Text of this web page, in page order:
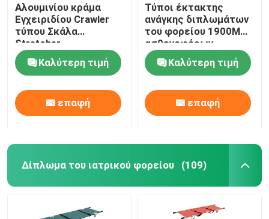
Καροτσάκι ιατρικού εξοπλισμού
Κινητό φορείο έκτακτης ανάγκης
Ιατρικά έπιπλα νοσοκομείων
Αλουμινίου κράμα
Εγχειριδίου Crawler
τύπου Σκάλα
Stretcher
αναδιπλούμενο
ελαφρύ για το
νοσοκομείο
μεταφορά ασθενών
Καλύτερη τιμή
επαφή
Τύποι έκτακτης
ανάγκης διπλωμάτων
του φορείου 1900MM
ασθενοφόρων
συσκευή πρώτων
βοηθειών 92cm
Καλύτερη τιμή
επαφή
Δίπλωμα του ιατρικού φορείου (109)